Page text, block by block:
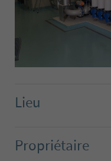
Lieu
Propriétaire